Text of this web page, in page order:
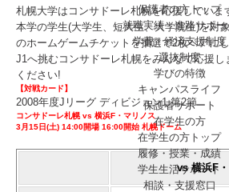
保護者の方トップ
就職実績・進路サポー
学費・経済支援制度
選抜制度
学びの特徴
キャンパスライフ
保護者サポート
在学生の方
在学生の方トップ
履修・授業・成績
学生生活サポート
相談・支援窓口
札幌大学はコンサドーレ札幌を応援していま
本学の学生(大学生、短大生、大学院生)を対
のホームゲームチケットを抽選で2枚ペアに
J1へ挑むコンサドーレ札幌をみんなで応援し
ください!
【対戦カード】
2008年度Jリーグ ディビジョン1 第2節
コンサドーレ札幌 vs 横浜F・マリノス
3月15日(土) 14:00開場 16:00開始 札幌ドーム
vs 横浜F